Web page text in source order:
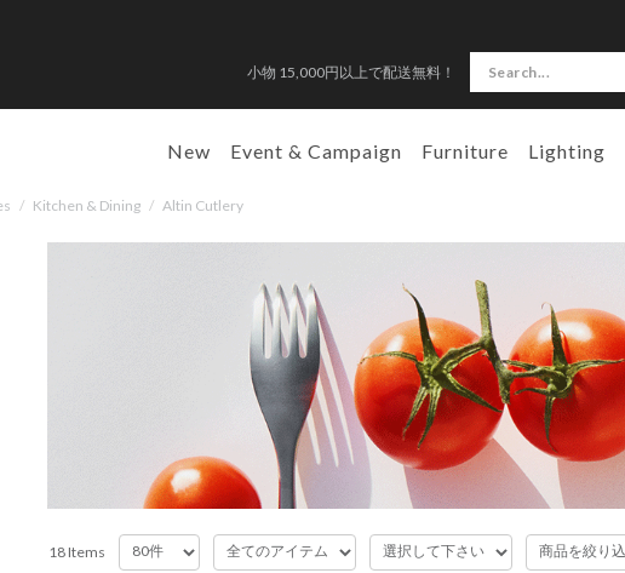
小物 15,000円以上で配送無料！
New Event & Campaign Furniture Lighting
/ Kitchen & Dining / Altin Cutlery
18 Items